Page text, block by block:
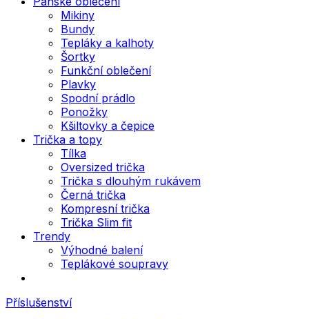
Mikiny
Bundy
Tepláky a kalhoty
Šortky
Funkční oblečení
Plavky
Spodní prádlo
Ponožky
Kšiltovky a čepice
Trička a topy
Tílka
Oversized trička
Trička s dlouhým rukávem
Černá trička
Kompresní trička
Trička Slim fit
Trendy
Výhodné balení
Teplákové soupravy
Příslušenství